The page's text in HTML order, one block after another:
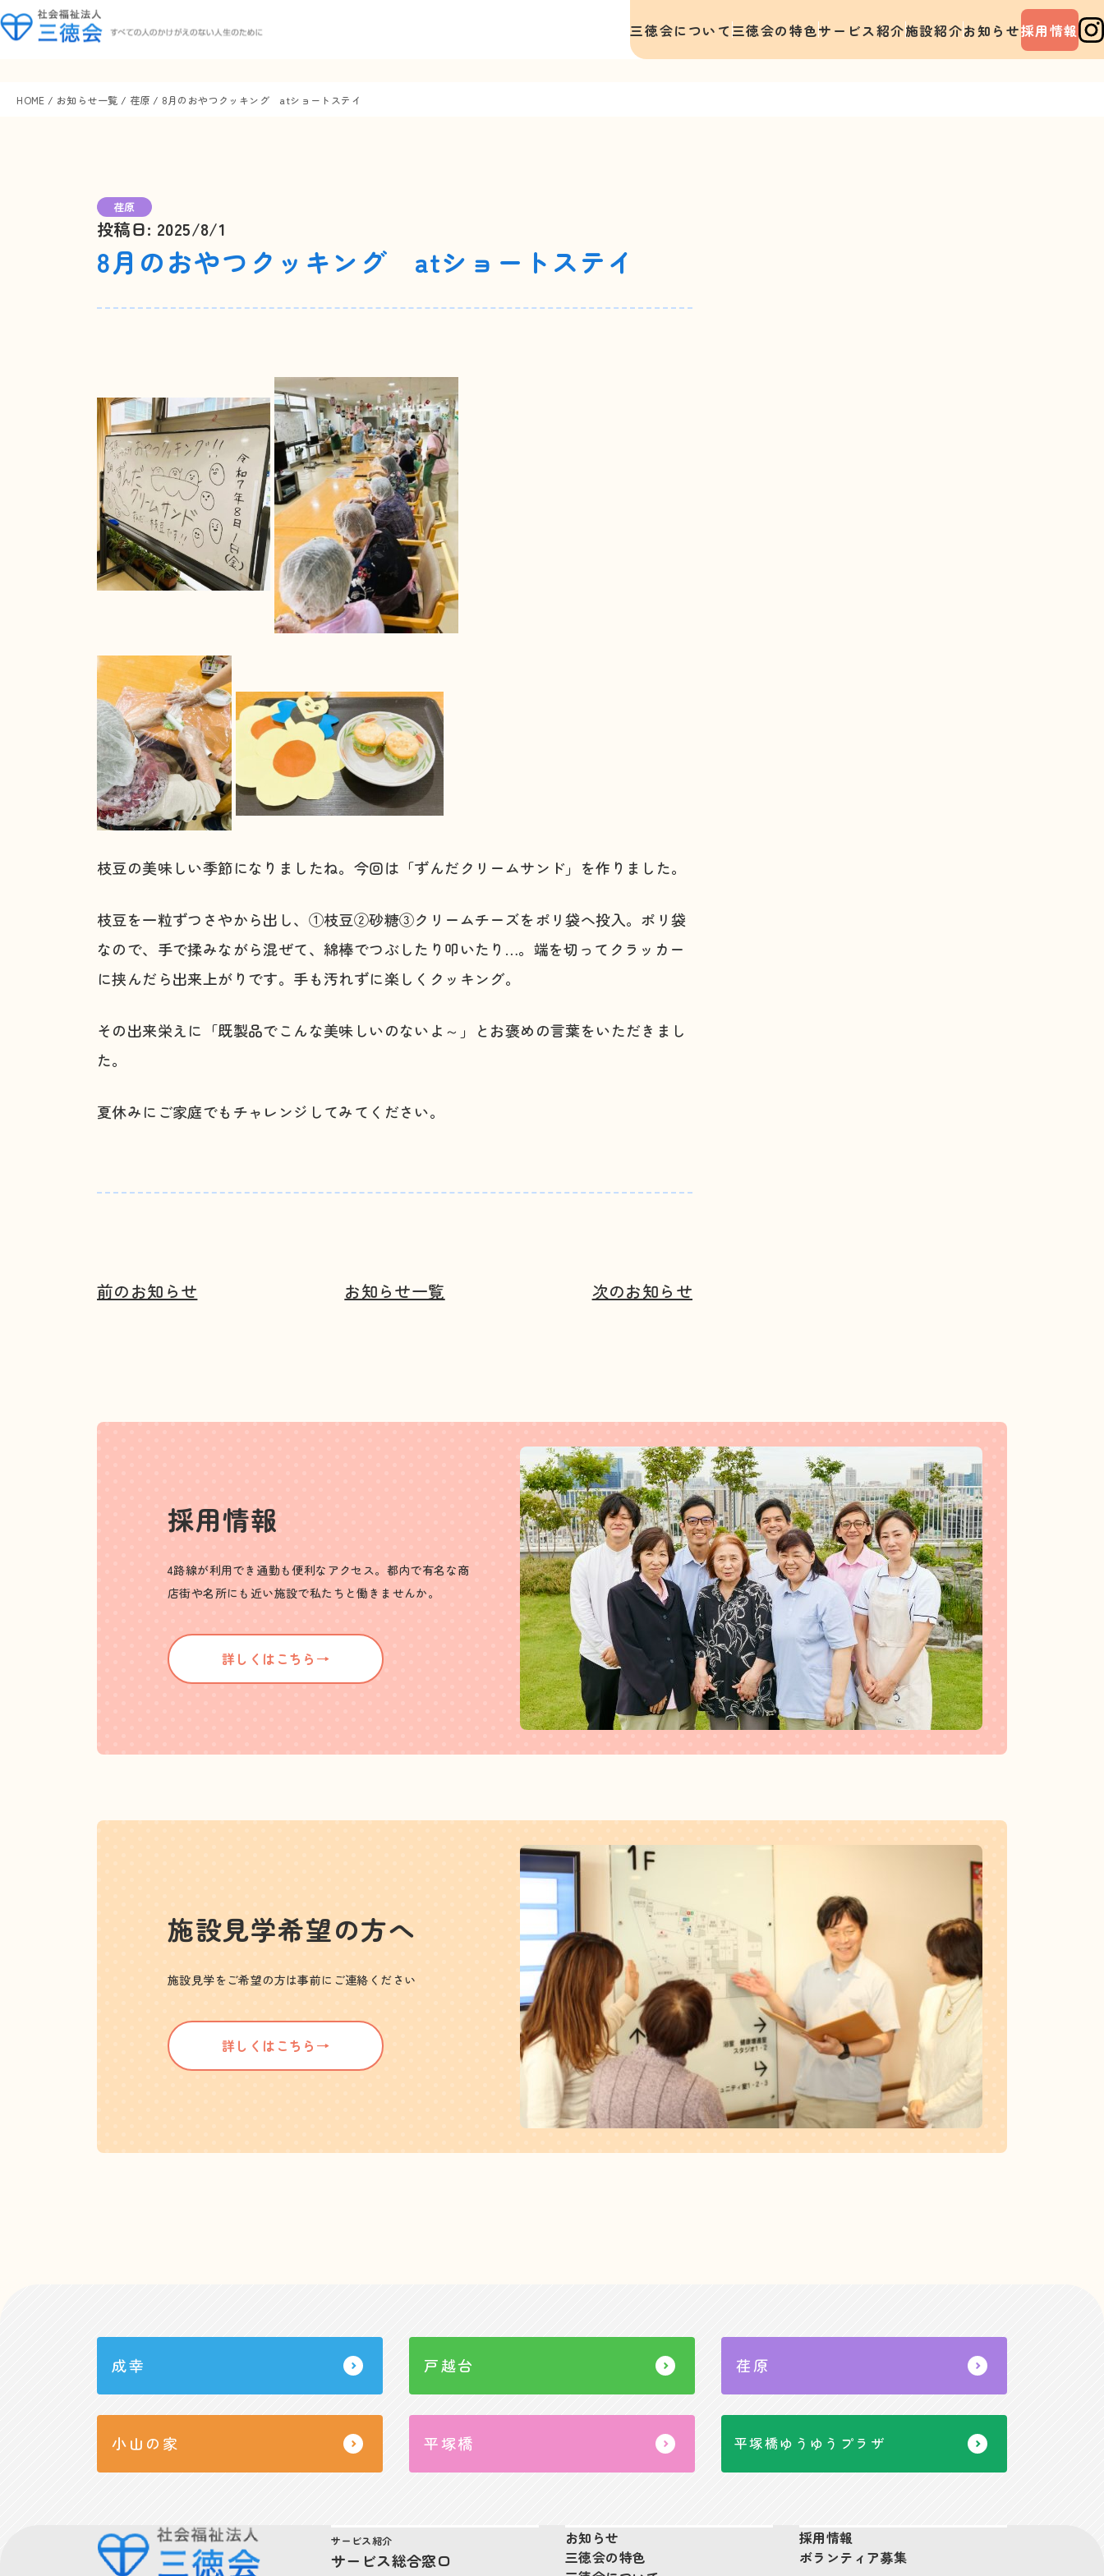
三徳会について 三徳会の特色サービス紹介施設紹介お知らせ採用情報
HOME / お知らせ一覧 / 荏原 / 8月のおやつクッキング atショートステイ
荏原
投稿日: 2025/8/1
8月のおやつクッキング atショートステイ
枝豆の美味しい季節になりましたね。今回は「ずんだクリームサンド」を作りました。
枝豆を一粒ずつさやから出し、①枝豆②砂糖③クリームチーズをポリ袋へ投入。ポリ袋
なので、手で揉みながら混ぜて、綿棒でつぶしたり叩いたり…。端を切ってクラッカー
に挟んだら出来上がりです。手も汚れずに楽しくクッキング。
その出来栄えに「既製品でこんな美味しいのないよ～」とお褒めの言葉をいただきまし
た。
夏休みにご家庭でもチャレンジしてみてください。
前のお知らせ お知らせ一覧 次のお知らせ
採用情報
4路線が利用でき通勤も便利なアクセス。都内で有名な商
店街や名所にも近い施設で私たちと働きませんか。
詳しくはこちら→
施設見学希望の方へ
施設見学をご希望の方は事前にご連絡ください
詳しくはこちら→
成幸 戸越台 荏原
小山の家 平塚橋 平塚橋ゆうゆうプラザ
サービス紹介
サービス総合窓口
お知らせ
三徳会の特色
採用情報
ボランティア募集